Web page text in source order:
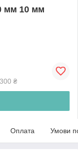
мм 10 мм
₴
Оплата Умови